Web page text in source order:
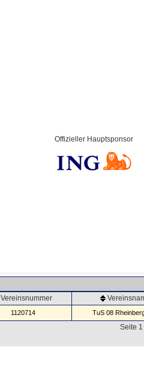
Offizieller Hauptsponsor
Vereinsnummer
1120714 TuS 08
Seite